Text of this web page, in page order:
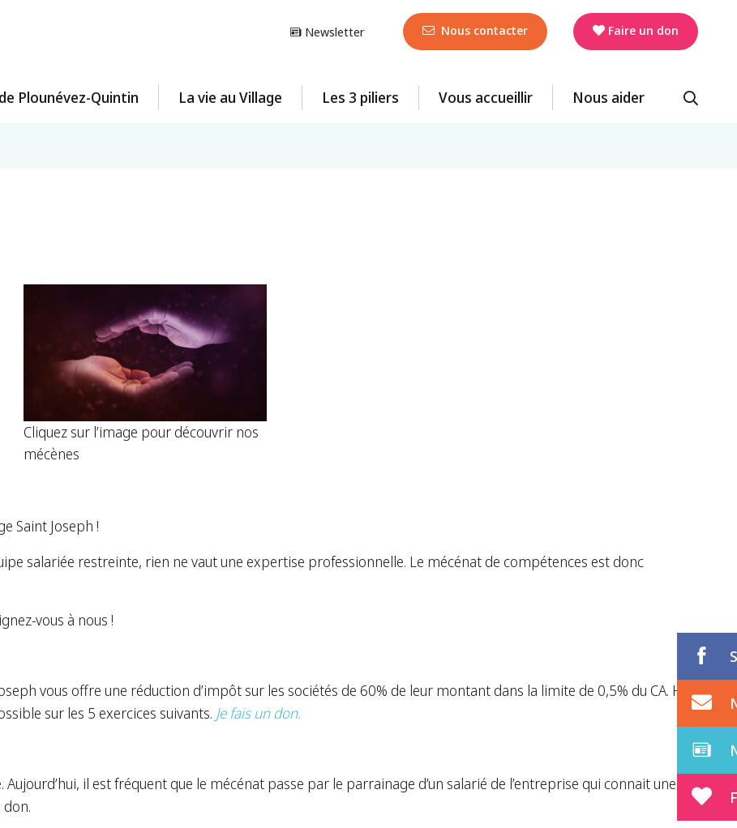
Newsletter Nous contacter Faire un don
Plounévez-Quintin La vie au Village Les 3 piliers Vous accueillir Nous aider
Cliquez sur l’image pour découvrir nos
mécènes
Saint Joseph !
salariée restreinte, rien ne vaut une expertise professionnelle. Le mécénat de compétences est donc
vous à nous !
vous offre une réduction d’impôt sur les sociétés de 60% de leur montant dans la limite de 0,5% du CA. H.T.
sur les 5 exercices suivants. Je fais un don.
Aujourd’hui, il est fréquent que le mécénat passe par le parrainage d’un salarié de l’entreprise qui connait une